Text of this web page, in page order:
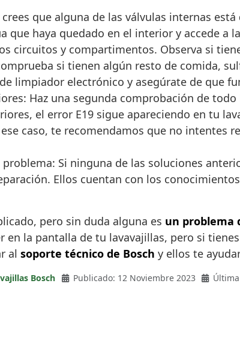
que alguna de las válvulas internas
que haya quedado en el interior y accede
circuitos y compartimentos. Observa si
si tienen algún resto de comida,
limpiador electrónico y asegúrate de que
Haz una segunda comprobación de
el error E19 sigue apareciendo en tu
caso, te recomendamos que no intentes
Si ninguna de las soluciones
Ellos cuentan con los
pero sin duda alguna es un problema
la pantalla de tu lavavajillas, pero si
al soporte técnico de Bosch y ellos te
Bosch Publicado: 12 Noviembre 2023